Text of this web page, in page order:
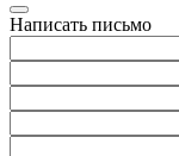
Написать письмо